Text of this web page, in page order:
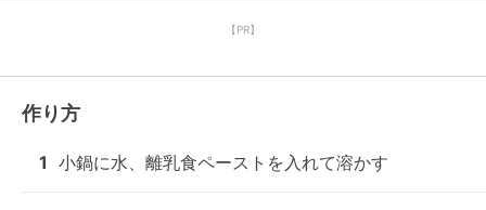
【PR】
作り方
1 小鍋に水、離乳食ペーストを入れて溶かす